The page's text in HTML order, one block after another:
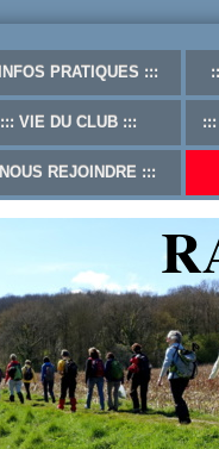
INFOS PRATIQUES
VIE DU CLUB
NOUS REJOINDRE